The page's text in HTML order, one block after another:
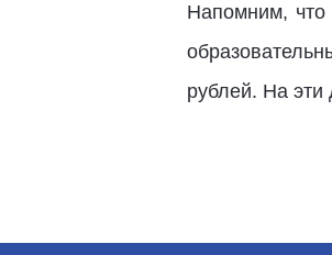
Напомним, что
рублей. На эти